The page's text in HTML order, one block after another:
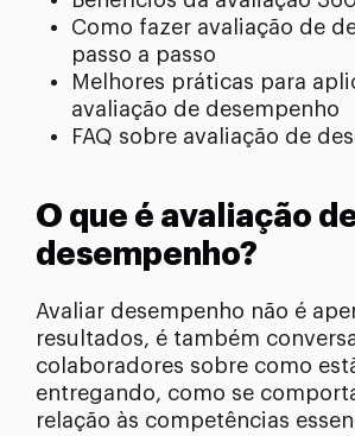
Como fazer avaliação de
passo a passo
Melhores práticas para
avaliação de desempenho
FAQ sobre avaliação de
O que é avaliação
desempenho?
Avaliar desempenho não é
resultados, é também
colaboradores sobre como
entregando, como se
relação às competências